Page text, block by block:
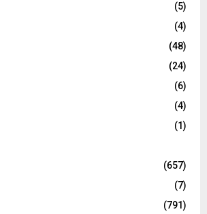
(5)
(4)
(48)
(24)
(6)
(4)
(1)
(657)
(7)
(791)